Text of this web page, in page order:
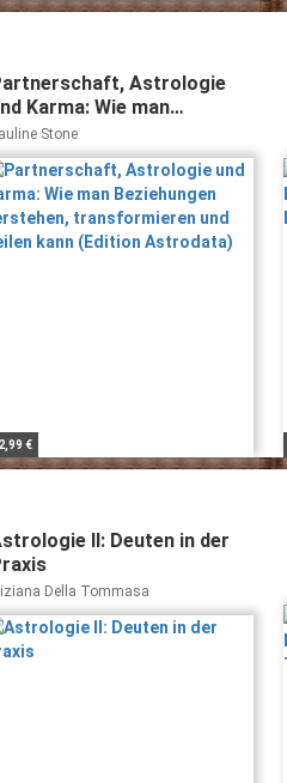
Astrologie
Karma: Wie man
verstehen,
und heilen
(Edition Astrodata)
Stone
€
II: Deuten in der
Della Tommasa